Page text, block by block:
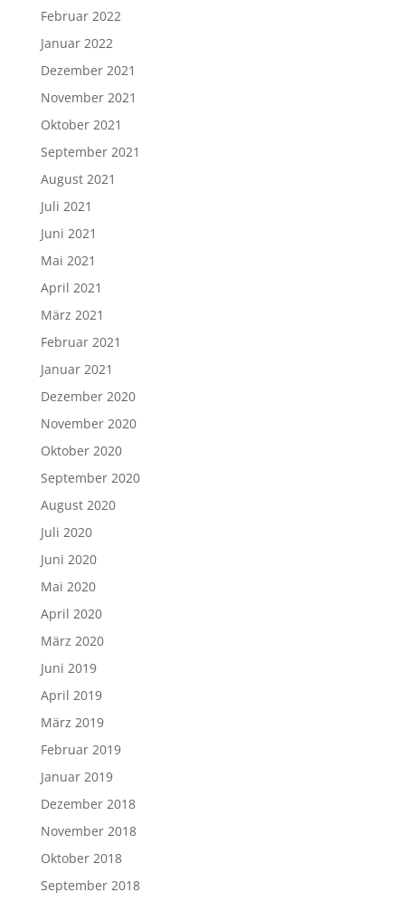
Februar 2022
Januar 2022
Dezember 2021
November 2021
Oktober 2021
September 2021
August 2021
Juli 2021
Juni 2021
Mai 2021
April 2021
März 2021
Februar 2021
Januar 2021
Dezember 2020
November 2020
Oktober 2020
September 2020
August 2020
Juli 2020
Juni 2020
Mai 2020
April 2020
März 2020
Juni 2019
April 2019
März 2019
Februar 2019
Januar 2019
Dezember 2018
November 2018
Oktober 2018
September 2018